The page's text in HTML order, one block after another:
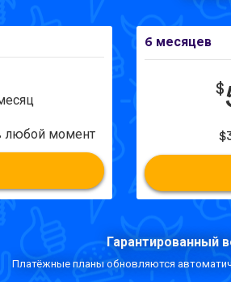
любой момент
6 месяцев
$
Гарантированный
Платёжные планы обновляются